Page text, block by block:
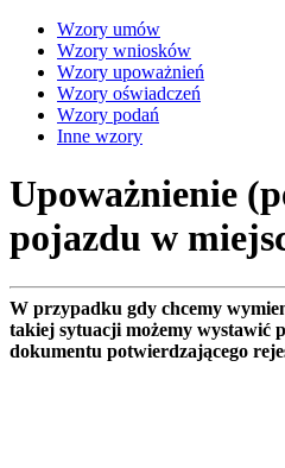
Wzory umów
Wzory wniosków
Wzory upoważnień
Wzory oświadczeń
Wzory podań
Inne wzory
Upoważnienie
pojazdu w
W przypadku gdy chcemy
takiej sytuacji możemy wystawić
dokumentu potwierdzającego